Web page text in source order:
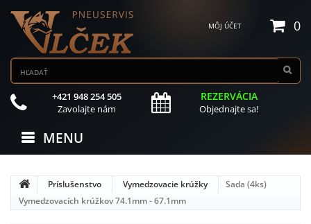
0
MÔJ ÚČET
+421 948 254 505
Zavolajte nám
REZERVÁCIA
Objednajte sa!
MENU
Príslušenstvo Vymedzovacie krúžky
Sada (4ks)
Vymedzovacích krúžkov 74.1mm - 67.1mm